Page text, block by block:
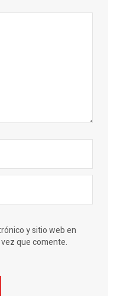
y sitio web en
que comente.